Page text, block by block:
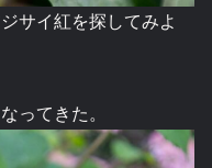
サイ紅を探してみよ
ってきた。